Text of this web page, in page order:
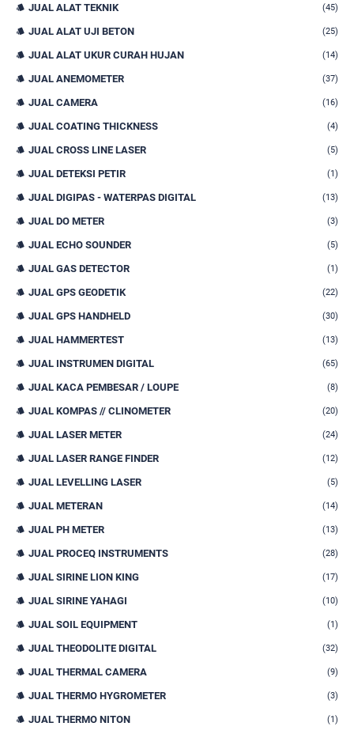
JUAL ALAT TEKNIK (45)
JUAL ALAT UJI BETON (25)
JUAL ALAT UKUR CURAH HUJAN (14)
JUAL ANEMOMETER (37)
JUAL CAMERA (16)
JUAL COATING THICKNESS (4)
JUAL CROSS LINE LASER (5)
JUAL DETEKSI PETIR (1)
JUAL DIGIPAS - WATERPAS DIGITAL (13)
JUAL DO METER (3)
JUAL ECHO SOUNDER (5)
JUAL GAS DETECTOR (1)
JUAL GPS GEODETIK (22)
JUAL GPS HANDHELD (30)
JUAL HAMMERTEST (13)
JUAL INSTRUMEN DIGITAL (65)
JUAL KACA PEMBESAR / LOUPE (8)
JUAL KOMPAS // CLINOMETER (20)
JUAL LASER METER (24)
JUAL LASER RANGE FINDER (12)
JUAL LEVELLING LASER (5)
JUAL METERAN (14)
JUAL PH METER (13)
JUAL PROCEQ INSTRUMENTS (28)
JUAL SIRINE LION KING (17)
JUAL SIRINE YAHAGI (10)
JUAL SOIL EQUIPMENT (1)
JUAL THEODOLITE DIGITAL (32)
JUAL THERMAL CAMERA (9)
JUAL THERMO HYGROMETER (3)
JUAL THERMO NITON (1)